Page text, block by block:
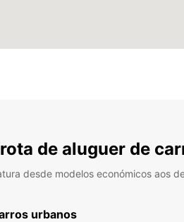
de aluguer de
desde modelos económicos aos
urbanos